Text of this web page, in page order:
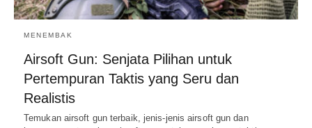
MENEMBAK
Airsoft Gun: Senjata Pilihan untuk
Pertempuran Taktis yang Seru dan
Realistis
Temukan airsoft gun terbaik, jenis-jenis airsoft gun dan